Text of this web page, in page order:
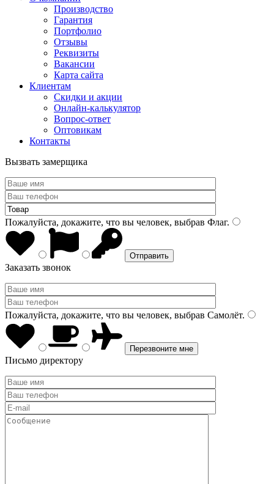
Производство
Гарантия
Портфолио
Отзывы
Реквизиты
Вакансии
Карта сайта
Клиентам
Скидки и акции
Онлайн-калькулятор
Вопрос-ответ
Оптовикам
Контакты
Вызвать замерщика
Пожалуйста, докажите, что вы человек, выбрав Флаг.
Заказать звонок
Пожалуйста, докажите, что вы человек, выбрав Самолёт.
Письмо директору